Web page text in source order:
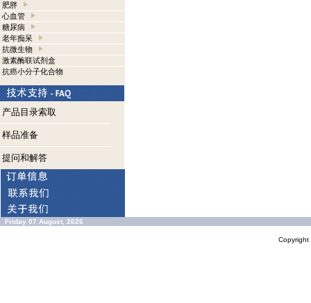
肥胖
心血管
糖尿病
老年痴呆
抗微生物
激素酶联试剂盒
抗癌小分子化合物
产品目录索取
样品准备
提问和解答
Friday 07 August, 2026